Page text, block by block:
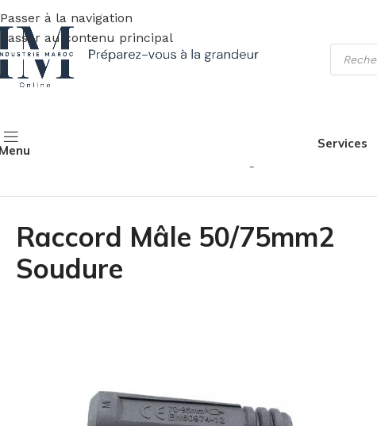
Passer à la navigation
Passer au contenu principal
Services
Raccord Mâle 50/75mm2
Soudure